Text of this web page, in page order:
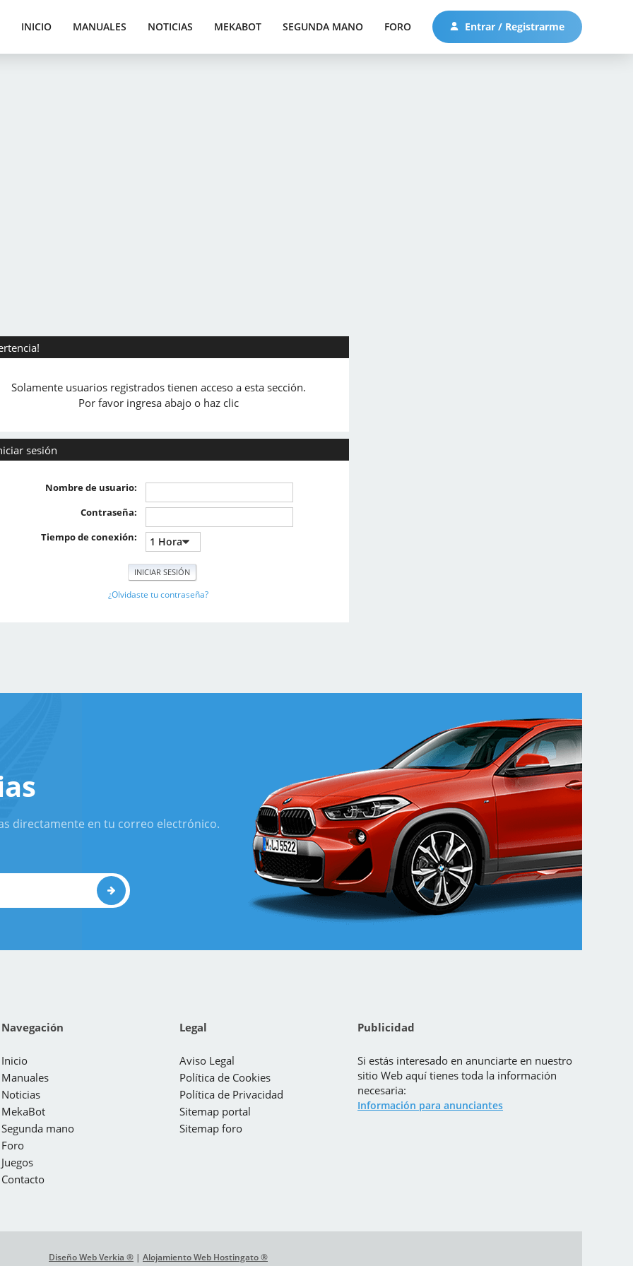
INICIO MANUALES NOTICIAS MEKABOT SEGUNDA MANO FORO Entrar / Registrarme
Solamente usuarios registrados tienen acceso a esta sección.
Por favor ingresa abajo o haz clic
sesión
Nombre de usuario:
Contraseña:
Tiempo de conexión:
¿Olvidaste tu contraseña?
directamente en tu correo electrónico.
Navegación
Inicio
Manuales
Noticias
MekaBot
Segunda mano
Foro
Juegos
Contacto
Legal
Aviso Legal
Política de Cookies
Política de Privacidad
Sitemap portal
Sitemap foro
Publicidad
Si estás interesado en anunciarte en nuestro
sitio Web aquí tienes toda la información
necesaria:
Información para anunciantes
Diseño Web Verkia ® | Alojamiento Web Hostingato ®